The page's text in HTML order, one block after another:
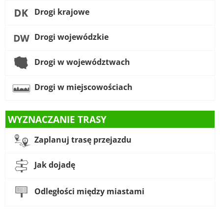
Drogi krajowe
Drogi wojewódzkie
Drogi w województwach
Drogi w miejscowościach
WYZNACZANIE TRASY
Zaplanuj trasę przejazdu
Jak dojadę
Odległości między miastami